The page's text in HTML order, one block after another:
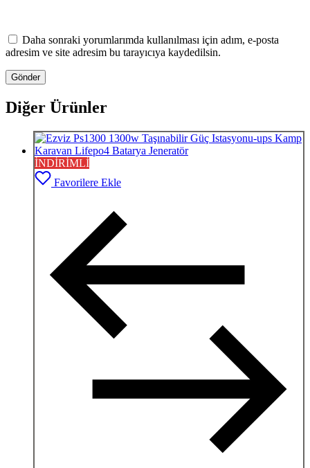
Daha sonraki yorumlarımda kullanılması için adım, e-posta
adresim ve site adresim bu tarayıcıya kaydedilsin.
Diğer Ürünler
İNDİRİMLİ
Favorilere Ekle